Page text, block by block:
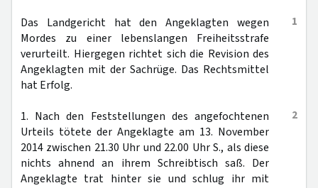
1
Das Landgericht hat den Angeklagten wegen
Mordes zu einer lebenslangen Freiheitsstrafe
verurteilt. Hiergegen richtet sich die Revision des
Angeklagten mit der Sachrüge. Das Rechtsmittel
hat Erfolg.
2
1. Nach den Feststellungen des angefochtenen
Urteils tötete der Angeklagte am 13. November
2014 zwischen 21.30 Uhr und 22.00 Uhr S., als diese
nichts ahnend an ihrem Schreibtisch saß. Der
Angeklagte trat hinter sie und schlug ihr mit